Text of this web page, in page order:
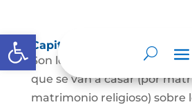
Abrir barra de herramientas
Capitulaciones
Son los acuerdos que hacen
que se van a casar (por
matrimonio religioso) sobre